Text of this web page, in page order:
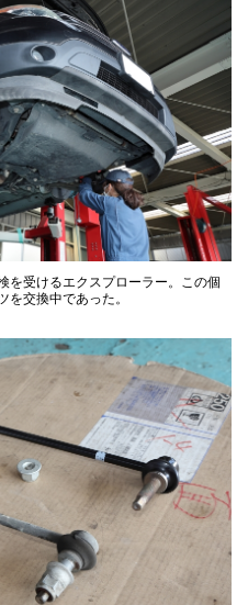
を受けるエクスプローラー。この個
交換中であった。